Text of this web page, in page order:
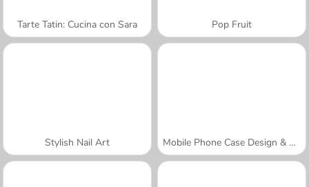
Tarte Tatin: Cucina con Sara Pop Fruit
Stylish Nail Art Mobile Phone Case Design & DIY